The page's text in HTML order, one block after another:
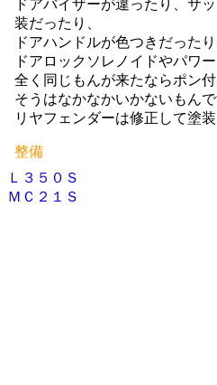
ドアバイザーが違ったり、サ
装だったり、
ドアハンドルが色つきだった
ドアロックソレノイドやパワ
全く同じもんが来たならポン付
そうはなかなかいかないもんで
リヤフェンダーは修正して塗装
整備
投
Ｌ３５０Ｓ
ＭＣ２１Ｓ